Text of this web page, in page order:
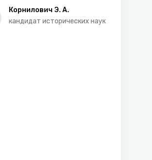
Корнилович Э. А.
кандидат исторических наук